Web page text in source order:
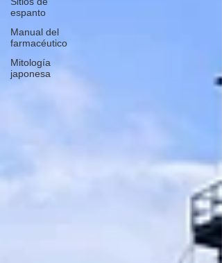
espanto
Manual del
farmacéutico
Mitología
japonesa